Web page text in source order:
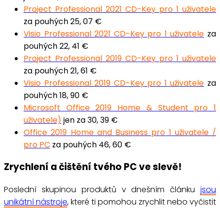
Project Professional 2021 CD-Key pro 1 uživatele
za pouhých 25, 07 €
Visio Professional 2021 CD-Key pro 1 uživatele za
pouhých 22, 41 €
Project Professional 2019 CD-Key pro 1 uživatele
za pouhých 21, 61 €
Visio Professional 2019 CD-Key pro 1 uživatele za
pouhých 18, 90 €
Microsoft Office 2019 Home & Student pro 1
uživatele) jen za 30, 39 €
Office 2019 Home and Business pro 1 uživatele /
pro PC za pouhých 46, 60 €
Zrychlení a čištění tvého PC ve slevě!
Poslední skupinou produktů v dnešním článku jsou
unikátní nástroje, které ti pomohou zrychlit nebo vyčistit